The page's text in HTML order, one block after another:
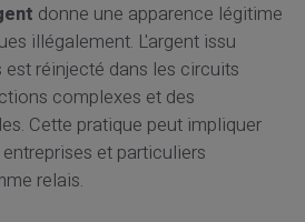
donne une apparence légitime
illégalement. L'argent issu
réinjecté dans les circuits
complexes et des
Cette pratique peut impliquer
et particuliers
relais.